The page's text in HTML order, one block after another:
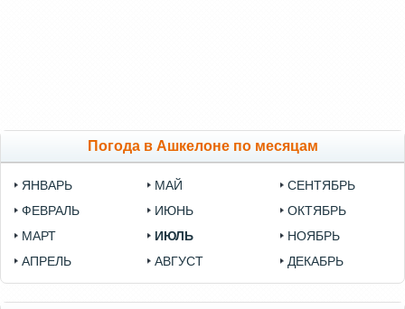
Погода в Ашкелоне по месяцам
ЯНВАРЬ
ФЕВРАЛЬ
МАРТ
АПРЕЛЬ
МАЙ
ИЮНЬ
ИЮЛЬ
АВГУСТ
СЕНТЯБРЬ
ОКТЯБРЬ
НОЯБРЬ
ДЕКАБРЬ